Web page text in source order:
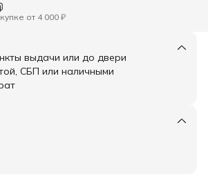
от 4 000 ₽
выдачи или до двери
СБП или наличными